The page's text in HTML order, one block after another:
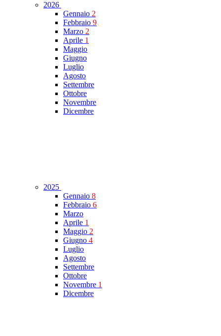
2026
Gennaio 2
Febbraio 9
Marzo 2
Aprile 1
Maggio
Giugno
Luglio
Agosto
Settembre
Ottobre
Novembre
Dicembre
2025
Gennaio 8
Febbraio 6
Marzo
Aprile 1
Maggio 2
Giugno 4
Luglio
Agosto
Settembre
Ottobre
Novembre 1
Dicembre